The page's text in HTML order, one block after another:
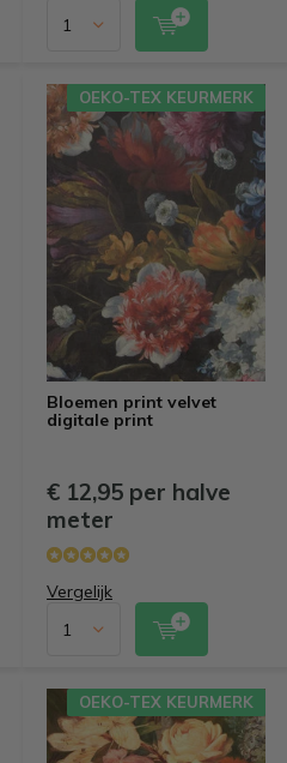
Bloemen print velvet
digitale print
OEKO-TEX KEURMERK
€ 12,95 per halve
meter
Vergelijk
OEKO-TEX KEURMERK